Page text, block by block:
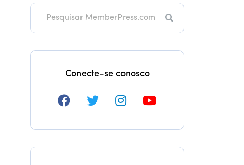
Pesquisa
Conecte-se conosco